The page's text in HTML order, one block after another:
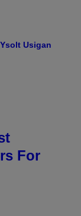
Ysolt Usigan
For